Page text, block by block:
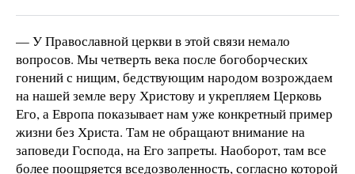
— У Православной церкви в этой связи немало
вопросов. Мы четверть века после богоборческих
гонений с нищим, бедствующим народом возрождаем
на нашей земле веру Христову и укрепляем Церковь
Его, а Европа показывает нам уже конкретный пример
жизни без Христа. Там не обращают внимание на
заповеди Господа, на Его запреты. Наоборот, там все
более поощряется вседозволенность, согласно которой